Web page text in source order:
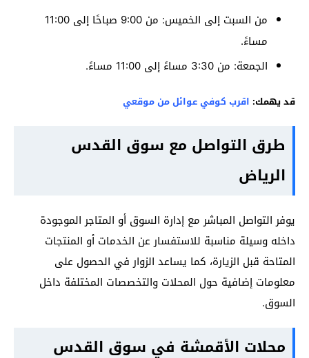
من السبت إلى الخميس: من 9:00 صباحًا إلى 11:00
مساءً.
الجمعة: من 3:30 مساءً إلى 11:00 مساءً.
قد يهمك: اقرب كوفي عوائل من موقعي
طرق التواصل مع سوق القدس
الرياض
يوفر التواصل المباشر مع إدارة السوق أو المتاجر الموجودة
داخله وسيلة مناسبة للاستفسار عن الخدمات أو المنتجات
المتاحة قبل الزيارة، كما يساعد الزوار في الحصول على
معلومات إضافية حول المحلات والتخصصات المختلفة داخل
السوق.
محلات الأقمشة في سوق القدس